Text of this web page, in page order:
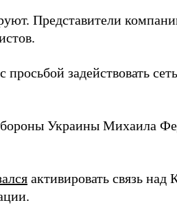
Представители
просьбой задействовать
Украины Михаила
активировать связь